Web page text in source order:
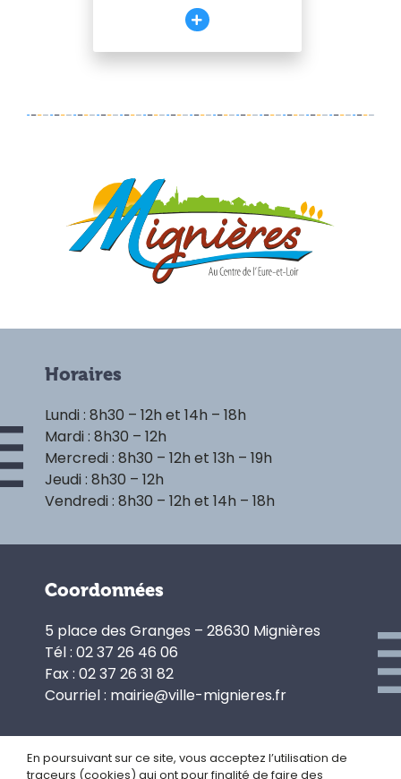
Horaires
Lundi : 8h30 – 12h et 14h – 18h
Mardi : 8h30 – 12h
Mercredi : 8h30 – 12h et 13h – 19h
Jeudi : 8h30 – 12h
Vendredi : 8h30 – 12h et 14h – 18h
Coordonnées
5 place des Granges – 28630 Mignières
Tél : 02 37 26 46 06
Fax : 02 37 26 31 82
Courriel : mairie@ville-mignieres.fr
En poursuivant sur ce site, vous acceptez l’utilisation de
traceurs (cookies) qui ont pour finalité de faire des